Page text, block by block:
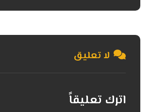
لا تعليق
اترك تعليقاً